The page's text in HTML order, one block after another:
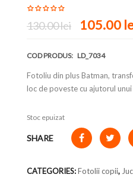
130.00lei 105.00
COD PRODUS: LD_7034
Fotoliu din plus Batman,
loc de poveste cu ajutorul
Stoc epuizat
SHARE
CATEGORIES:Fotolii copii,